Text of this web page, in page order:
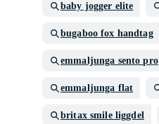
baby jogger elite
bugaboo fox handtag
emmaljunga sento pro
emmaljunga flat
britax smile liggdel